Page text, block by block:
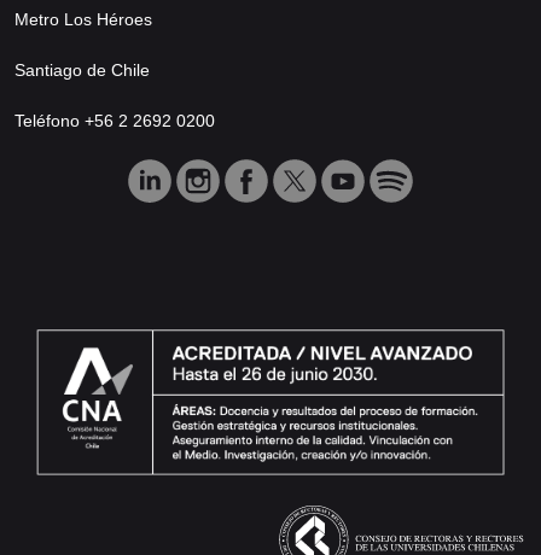
Metro Los Héroes
Santiago de Chile
Teléfono +56 2 2692 0200